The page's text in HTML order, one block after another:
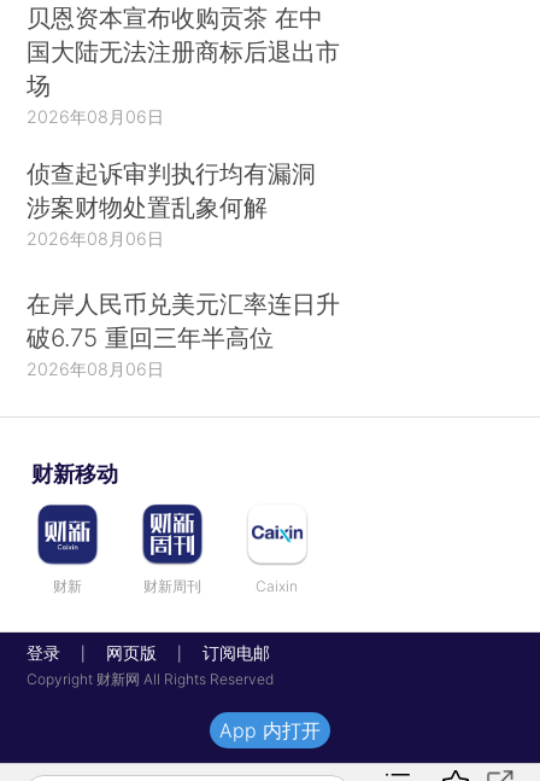
贝恩资本宣布收购贡茶 在中
国大陆无法注册商标后退出市
场
2026年08月06日
侦查起诉审判执行均有漏洞
涉案财物处置乱象何解
2026年08月06日
在岸人民币兑美元汇率连日升
破6.75 重回三年半高位
2026年08月06日
财新移动
财新 财新周刊 Caixin
登录 网页版 订阅电邮
Copyright 财新网 All Rights Reserved
App 内打开